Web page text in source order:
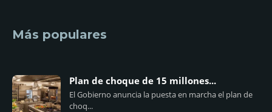
Más populares
Plan de choque de 15 millones...
El Gobierno anuncia la puesta en marcha el plan de
choq...